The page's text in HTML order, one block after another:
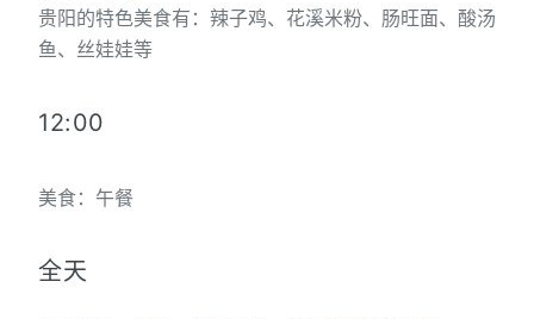
贵阳的特色美食有：辣子鸡、花溪米粉、肠旺面、酸汤
鱼、丝娃娃等
12:00
美食：午餐
全天